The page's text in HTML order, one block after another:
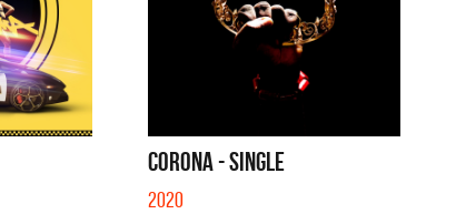
CORONA - SINGLE
2020